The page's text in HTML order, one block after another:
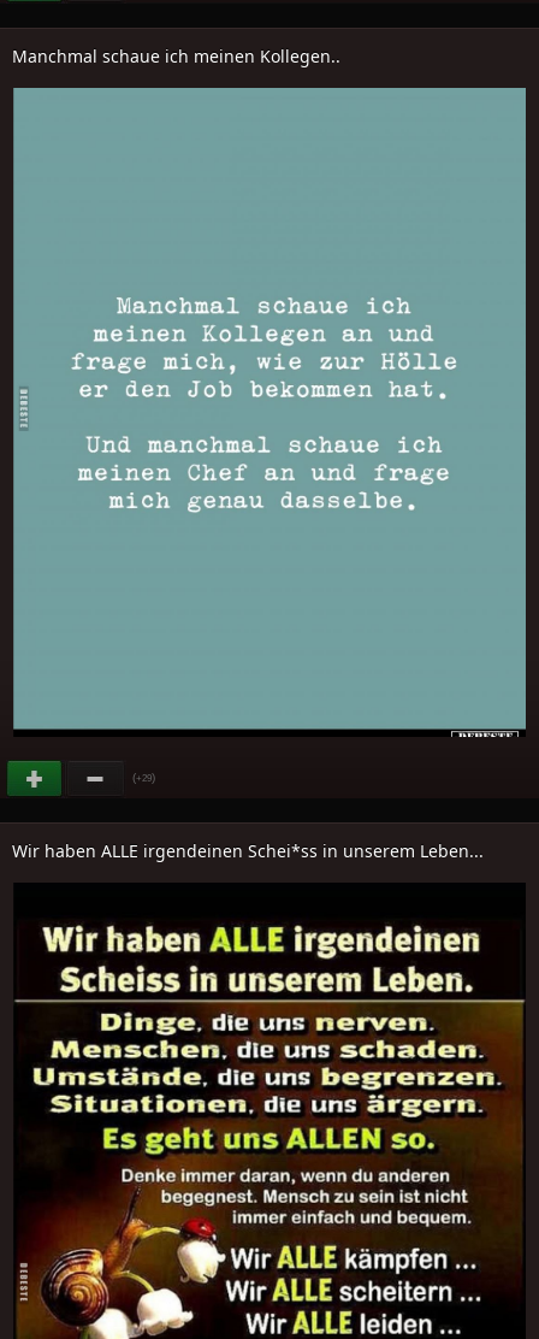
Manchmal schaue ich meinen Kollegen..
(+29)
Wir haben ALLE irgendeinen Schei*ss in unserem Leben...